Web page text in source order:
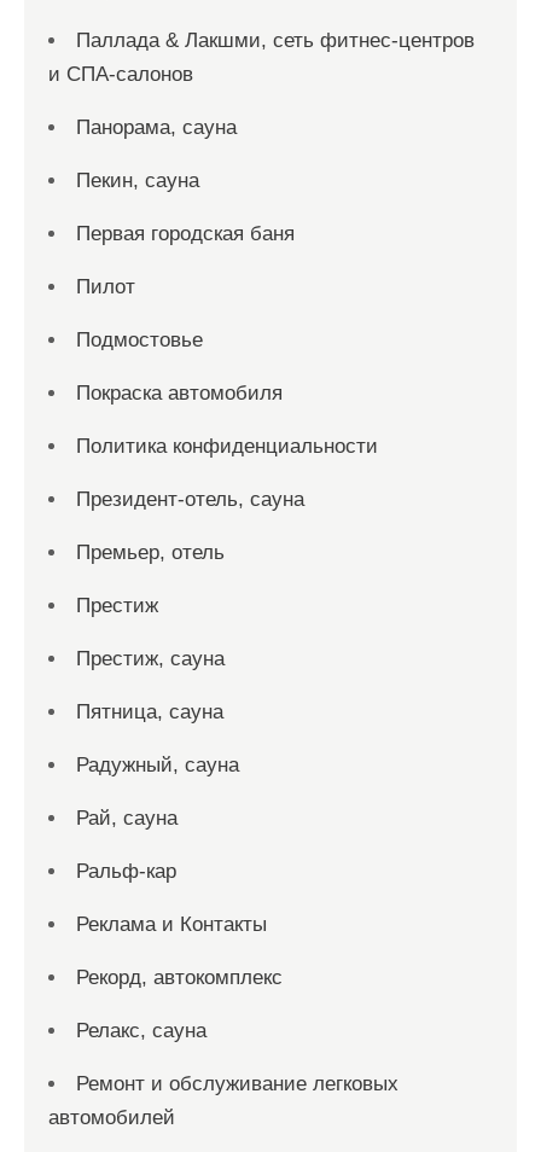
Паллада & Лакшми, сеть фитнес-центров
и СПА-салонов
Панорама, сауна
Пекин, сауна
Первая городская баня
Пилот
Подмостовье
Покраска автомобиля
Политика конфиденциальности
Президент-отель, сауна
Премьер, отель
Престиж
Престиж, сауна
Пятница, сауна
Радужный, сауна
Рай, сауна
Ральф-кар
Реклама и Контакты
Рекорд, автокомплекс
Релакс, сауна
Ремонт и обслуживание легковых
автомобилей